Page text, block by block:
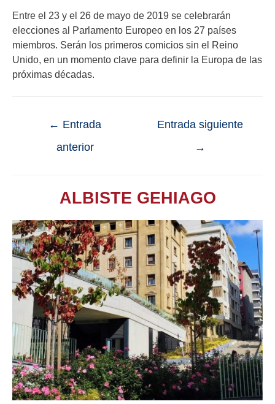
Entre el 23 y el 26 de mayo de 2019 se celebrarán
elecciones al Parlamento Europeo en los 27 países
miembros. Serán los primeros comicios sin el Reino
Unido, en un momento clave para definir la Europa de las
próximas décadas.
← Entrada
anterior
Entrada siguiente
→
ALBISTE GEHIAGO